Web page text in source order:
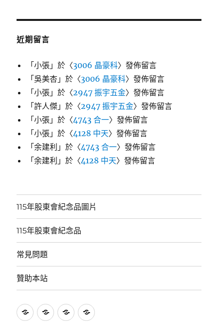
近期留言
「小張 」於〈3006 晶豪科〉發佈留言
「吳美杏 」於〈3006 晶豪科〉發佈留言
「小張 」於〈2947 振宇五金〉發佈留言
「許人傑 」於〈2947 振宇五金〉發佈留言
「小張 」於〈4743 合一〉發佈留言
「小張 」於〈4128 中天〉發佈留言
「余建利 」於〈4743 合一〉發佈留言
「余建利 」於〈4128 中天〉發佈留言
115年股東會紀念品圖片
115年股東會紀念品
常見問題
贊助本站
115
115
常
贊